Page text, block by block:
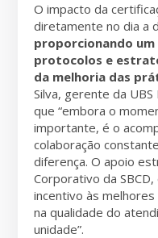
O impacto da
diretamente no dia a
proporcionando
protocolos e
da melhoria das
Silva, gerente da
que “embora o
importante, é o
colaboração
diferença. O apoio
Corporativo da
incentivo às
na qualidade do
unidade”.